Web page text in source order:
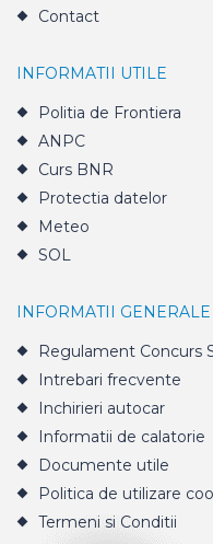
Contact
INFORMATII UTILE
Politia de Frontiera
ANPC
Curs BNR
Protectia datelor
Meteo
SOL
INFORMATII GENERALE
Regulament Concurs
Intrebari frecvente
Inchirieri autocar
Informatii de calatorie
Documente utile
Politica de utilizare
Termeni si Conditii